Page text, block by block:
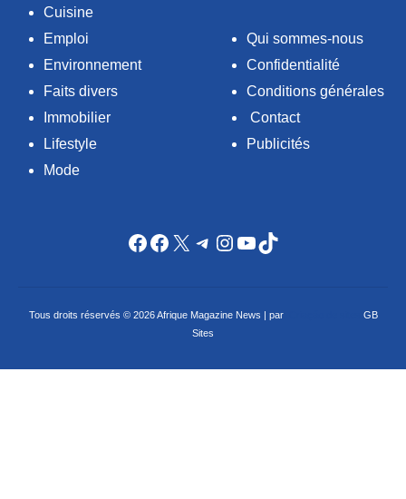
Cuisine
Emploi
Environnement
Faits divers
Immobilier
Lifestyle
Mode
Qui sommes-nous
Confidentialité
Conditions générales
Contact
Publicités
Facebook
Facebook
X Telegram
Instagram
YouTube
TikTok
Tous droits réservés © 2026 Afrique Magazine News | par
GB
Sites